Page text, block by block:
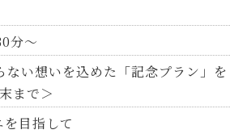
分～
ない想いを込めた「記念プラン」を
まで＞
目指して